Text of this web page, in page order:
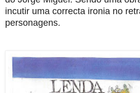
incutir uma correcta ironia no
personagens.